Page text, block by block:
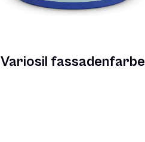
Variosil fassadenfarbe